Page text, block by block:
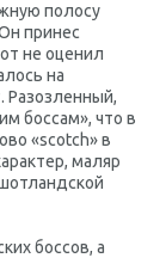
полосу
принес
не оценил
на
Разозленный,
боссам», что в
«scotch» в
маляр
боссов, а